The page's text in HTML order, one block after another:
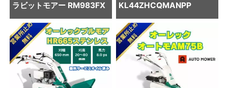
ラビットモアー RM983FX
KL44ZHCQMANPP